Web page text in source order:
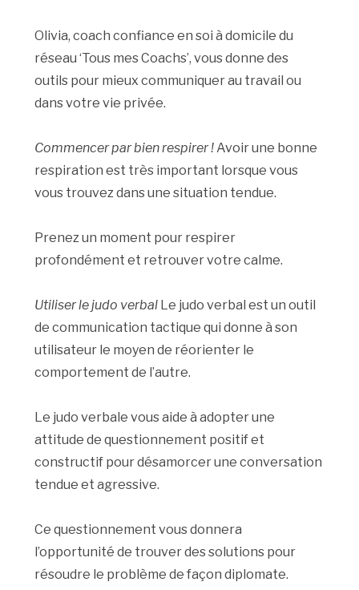
Olivia, coach confiance en soi à domicile du
réseau ‘Tous mes Coachs’, vous donne des
outils pour mieux communiquer au travail ou
dans votre vie privée.
Commencer par bien respirer !Avoir une bonne
respiration est très important lorsque vous
vous trouvez dans une situation tendue.
Prenez un moment pour respirer
profondément et retrouver votre calme.
Utiliser le judo verbal Le judo verbal est un outil
de communication tactique qui donne à son
utilisateur le moyen de réorienter le
comportement de l’autre.
Le judo verbale vous aide à adopter une
attitude de questionnement positif et
constructif pour désamorcer une conversation
tendue et agressive.
Ce questionnement vous donnera
l’opportunité de trouver des solutions pour
résoudre le problème de façon diplomate.